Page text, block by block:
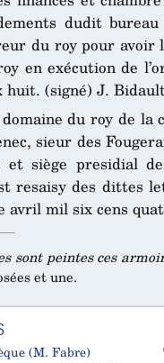
dudit
du roy pour avoir
en exécution de
(signé) J.
du roy de la
sieur des
et siège presidial
resaisy des dittes
avril mil six cens
sont peintes ces
et une.
(M. Fabre)